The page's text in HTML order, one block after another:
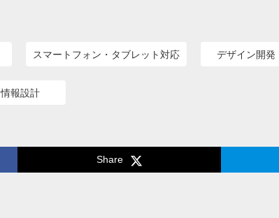
スマートフォン・タブレット対応 デザイン開発
情報設計
Share